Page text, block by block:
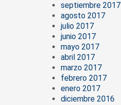
septiembre 2017
agosto 2017
julio 2017
junio 2017
mayo 2017
abril 2017
marzo 2017
febrero 2017
enero 2017
diciembre 2016